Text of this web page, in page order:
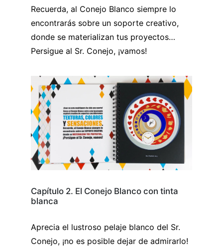
Recuerda, al Conejo Blanco siempre lo
encontrarás sobre un soporte creativo,
donde se materializan tus proyectos…
Persigue al Sr. Conejo, ¡vamos!
Capítulo 2. El Conejo Blanco con tinta
blanca
Aprecia el lustroso pelaje blanco del Sr.
Conejo, ¡no es posible dejar de admirarlo!